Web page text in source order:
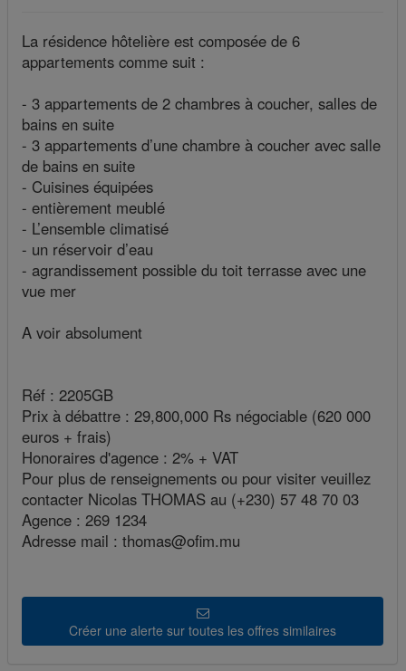
La résidence hôtelière est composée de 6
appartements comme suit :
- 3 appartements de 2 chambres à coucher, salles de
bains en suite
- 3 appartements d’une chambre à coucher avec salle
de bains en suite
- Cuisines équipées
- entièrement meublé
- L’ensemble climatisé
- un réservoir d’eau
- agrandissement possible du toit terrasse avec une
vue mer
A voir absolument
Réf : 2205GB
Prix à débattre : 29,800,000 Rs négociable (620 000
euros + frais)
Honoraires d'agence : 2% + VAT
Pour plus de renseignements ou pour visiter veuillez
contacter Nicolas THOMAS au (+230) 57 48 70 03
Agence : 269 1234
Adresse mail : thomas@ofim.mu
Créer une alerte sur toutes les offres similaires